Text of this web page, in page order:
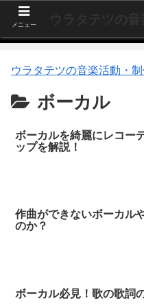
ウラタテツの音楽活動・
ボーカル
ボーカルを綺麗にレコー
ップを解説！
作曲ができないボーカル
のか？
ボーカル必見！歌の歌詞
メニュー